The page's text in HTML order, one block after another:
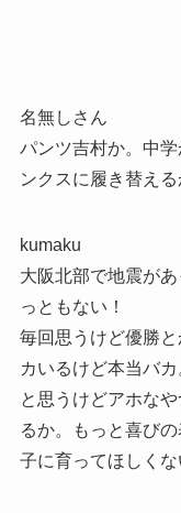
名無しさん
パンツ吉村か。中
ンクスに履き替え
kumaku
大阪北部で地震が
っともない！
毎回思うけど優勝
カいるけど本当バ
と思うけどアホな
るか。もっと喜び
子に育ってほしくな